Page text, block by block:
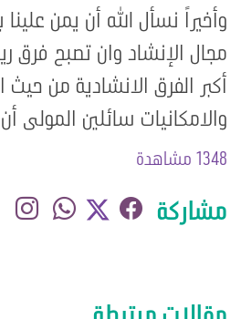
وأخيراً نسأل الله أن يمن علينا
مجال الإنشاد وان تصبح فرق
أكبر الفرق الانشادية من حيث
والامكانيات سائلين المولى أن
1348 مشاهدة
مشاركة